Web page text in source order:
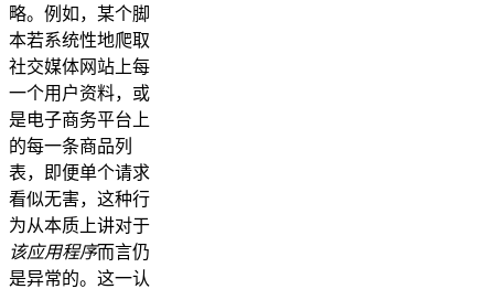
略。例如，某个脚
本若系统性地爬取
社交媒体网站上每
一个用户资料，或
是电子商务平台上
的每一条商品列
表，即便单个请求
看似无害，这种行
为从本质上讲对于
该应用程序而言仍
是异常的。这一认